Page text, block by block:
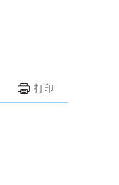
打印